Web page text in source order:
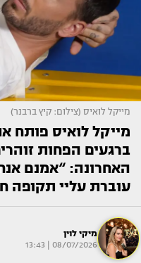
מייקל לואיס (צילום: קיץ ברבנר)
מייקל לואיס פותח
ברגעים הפחות
האחרונה: “אמנם
עוברת עליי תקופה
מיקי לוין
08/07/2026 | 13:43